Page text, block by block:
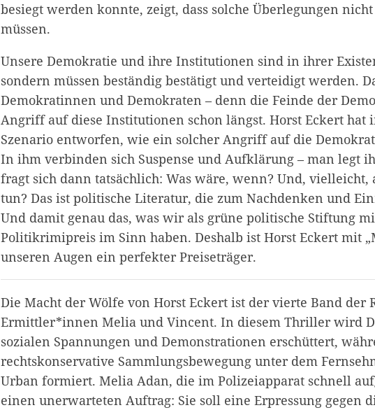
besiegt werden konnte, zeigt, dass solche Überlegungen
müssen.
Unsere Demokratie und ihre Institutionen sind in ihrer
sondern müssen beständig bestätigt und verteidigt werden.
Demokratinnen und Demokraten – denn die Feinde der
Angriff auf diese Institutionen schon längst. Horst Eckert hat
Szenario entworfen, wie ein solcher Angriff auf die
In ihm verbinden sich Suspense und Aufklärung – man legt
fragt sich dann tatsächlich: Was wäre, wenn? Und, vielleicht,
tun? Das ist politische Literatur, die zum Nachdenken und
Und damit genau das, was wir als grüne politische Stiftung
Politikrimipreis im Sinn haben. Deshalb ist Horst Eckert mit
unseren Augen ein perfekter Preiseträger.
Die Macht der Wölfe von Horst Eckert ist der vierte Band der
Ermittler*innen Melia und Vincent. In diesem Thriller wird
sozialen Spannungen und Demonstrationen erschüttert,
rechtskonservative Sammlungsbewegung unter dem
Urban formiert. Melia Adan, die im Polizeiapparat schnell
einen unerwarteten Auftrag: Sie soll eine Erpressung gegen